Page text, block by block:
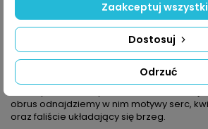
nowocześnie, czyli jest to oferta dla
szydełkowania.
W numerze nie brakuje modeli w
kolorach – żółtym i różowym – na nich też
Wspaniałym intensywnym akcentem we
fioletowy obrus z centralnie
obrus odnajdziemy w nim motywy serc,
oraz faliście układający się brzeg.
Odrzuć
Dostosuj
Zaakceptuj